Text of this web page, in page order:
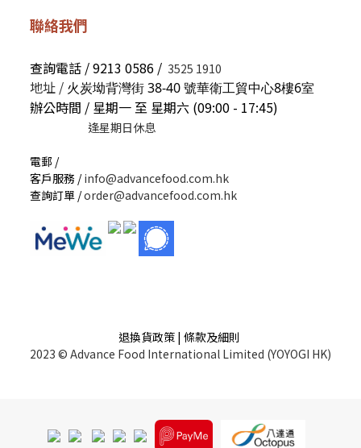
聯絡我們
查詢電話 / 9213 0586 / 3525 1910
地址 / 火炭坳背灣街 38-40 號華衛工貿中心8樓6室
辦公時間 / 星期一 至 星期六 (09:00 - 17:45)
逢星期日休息
電郵 /
客戶服務 /info@advancefood.com.hk
查詢訂單 /order@advancefood.com.hk
退換貨政策 | 條款及細則
2023 © Advance Food International Limited (YOYOGI HK)